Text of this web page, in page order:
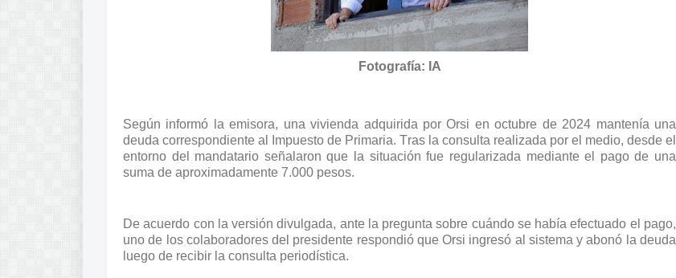
Fotografía: IA
Según informó la emisora, una vivienda adquirida por Orsi en octubre de 2024 mantenía una
deuda correspondiente al Impuesto de Primaria. Tras la consulta realizada por el medio, desde el
entorno del mandatario señalaron que la situación fue regularizada mediante el pago de una
suma de aproximadamente 7.000 pesos.
De acuerdo con la versión divulgada, ante la pregunta sobre cuándo se había efectuado el pago,
uno de los colaboradores del presidente respondió que Orsi ingresó al sistema y abonó la deuda
luego de recibir la consulta periodística.